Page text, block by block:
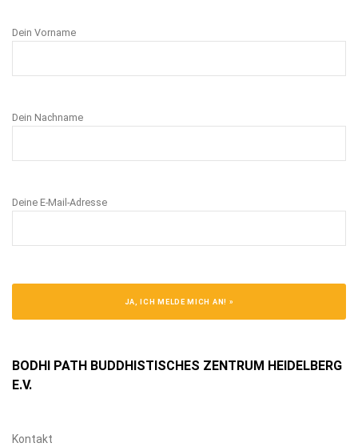
Dein Vorname
Dein Nachname
Deine E-Mail-Adresse
BODHI PATH BUDDHISTISCHES ZENTRUM HEIDELBERG
E.V.
Kontakt